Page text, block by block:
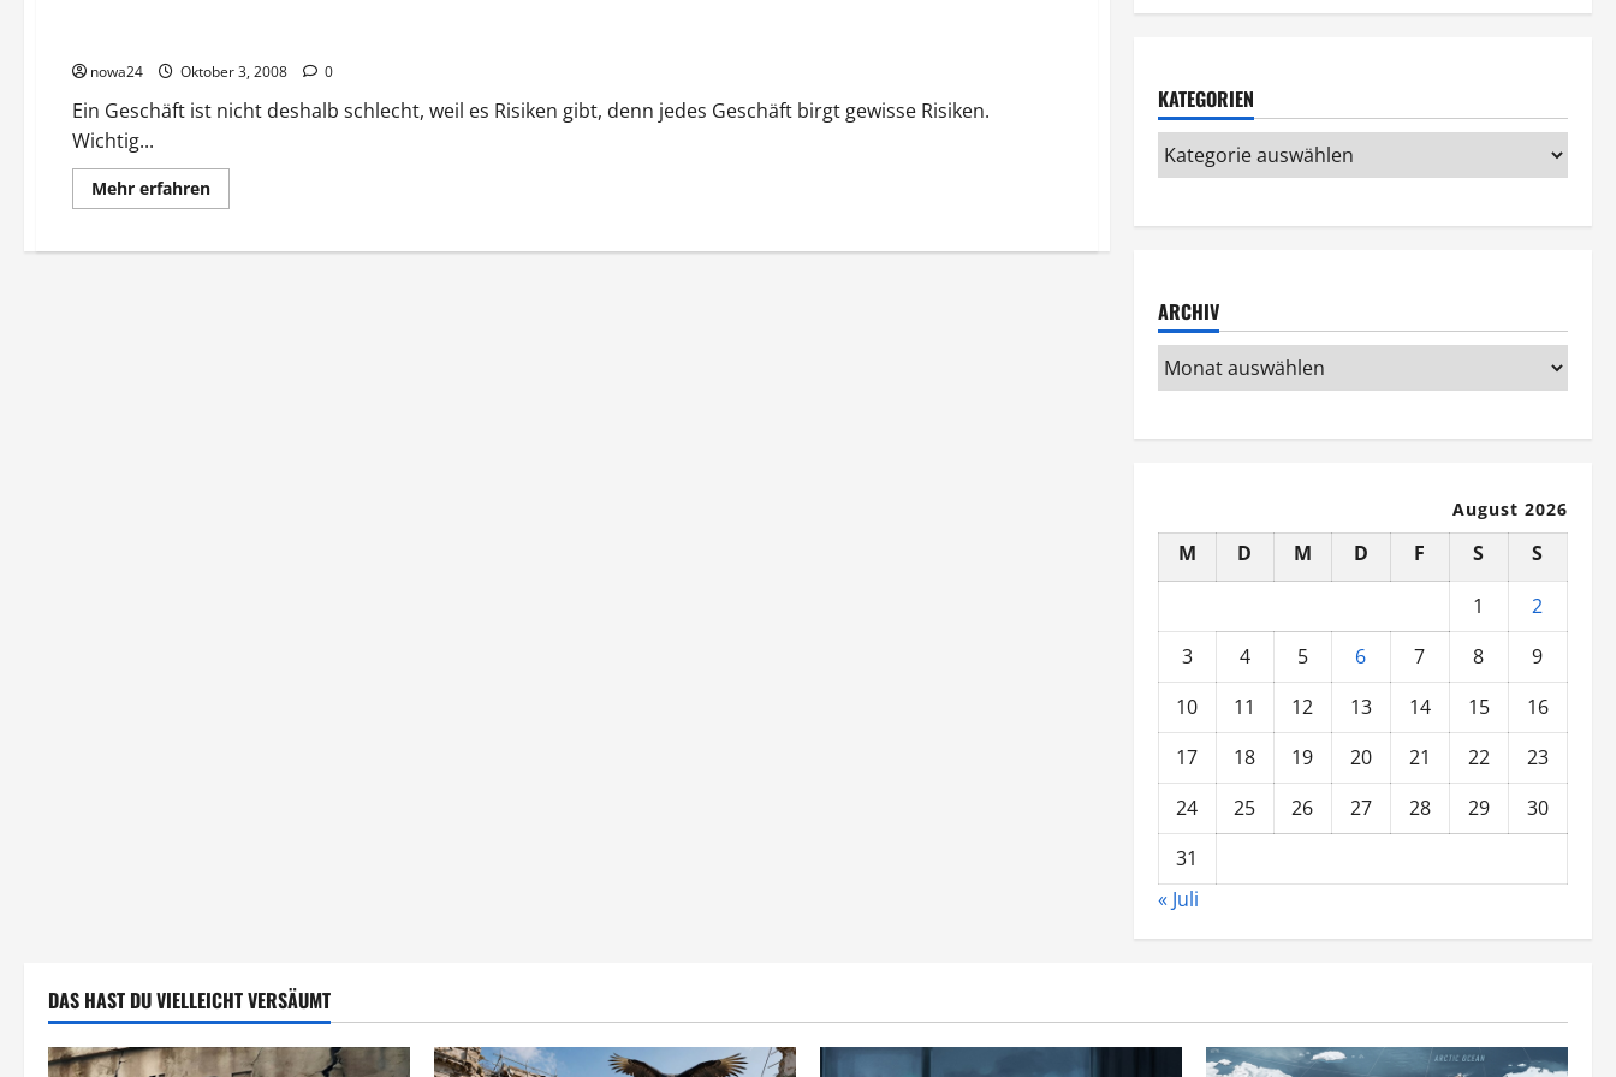
nowa24 Oktober 3, 2008 0
Ein Geschäft ist nicht deshalb schlecht, weil es Risiken gibt, denn jedes Geschäft birgt gewisse Risiken.
Wichtig...
Mehr erfahrenMehr
Informationen
Sie
KATEGORIEN
ARCHIV
August 2026
M D M D F S
S
1
2
3
4 5 6 7 8
9
10
11 12 13 14 15
16
17
18 19 20 21 22
23
24
25 26 27 28 29
30
31
« Juli
DAS HAST DU VIELLEICHT VERSÄUMT